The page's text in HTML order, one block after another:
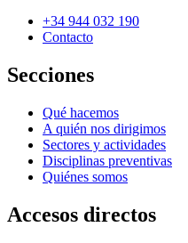
+34 944 032 190
Contacto
Secciones
Qué hacemos
A quién nos dirigimos
Sectores y actividades
Disciplinas preventivas
Quiénes somos
Accesos directos